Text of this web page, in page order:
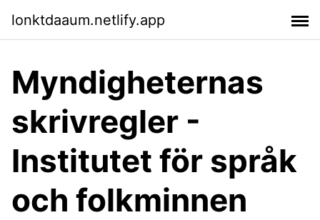
lonktdaaum.netlify.app
Myndigheternas
skrivregler -
Institutet för språk
och folkminnen